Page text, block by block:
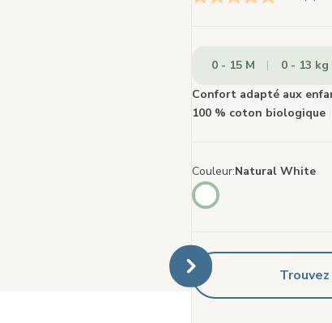
la
0 - 15 M
0 - 13 kg
Confort adapté aux
100 % coton biologique
Couleur Natural White